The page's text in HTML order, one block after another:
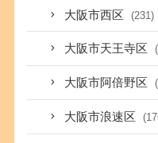
大阪市西区 (231)
大阪市天王寺区
大阪市阿倍野区
大阪市浪速区